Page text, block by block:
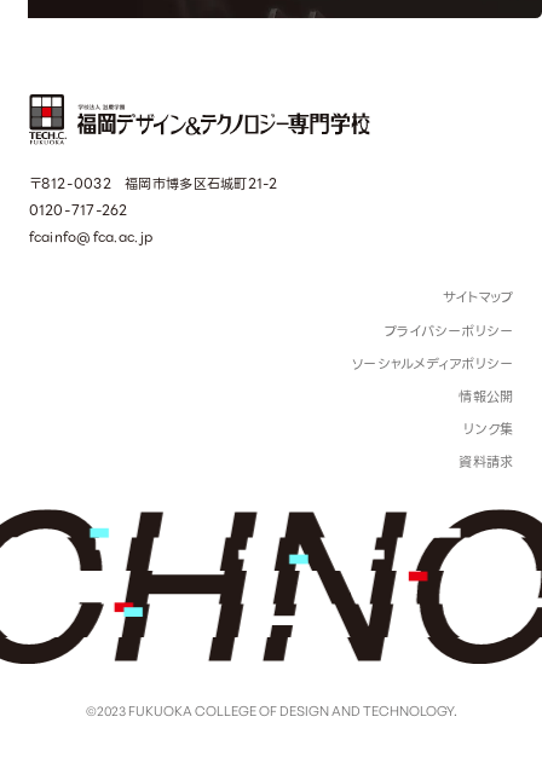
〒812-0032 福岡市博多区石城町21-2
0120-717-262
fcainfo@fca.ac.jp
サイトマップ
プライバシーポリシー
ソーシャルメディアポリシー
情報公開
リンク集
資料請求
©2023 FUKUOKA COLLEGE OF DESIGN AND TECHNOLOGY.